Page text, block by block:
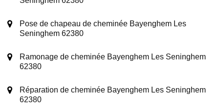
Pose de chapeau de cheminée Bayenghem Les
Seninghem 62380
Ramonage de cheminée Bayenghem Les Seninghem
62380
Réparation de cheminée Bayenghem Les Seninghem
62380